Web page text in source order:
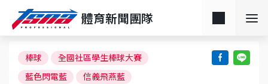
體育新聞團隊
棒球
全國社區學生棒球大賽
藍色閃電藍
信義飛燕藍